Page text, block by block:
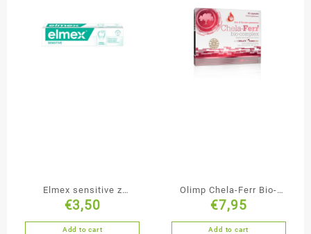
Elmex sensitive z
aminofluorkiem pasta do
zębów 75 ml
€3,50
Add to cart
Olimp Chela-Ferr Bio-
Complex 30 kapsulek
€7,95
Add to cart